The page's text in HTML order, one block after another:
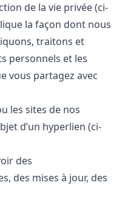
de la vie privée (ci-
la façon dont nous
traitons et
personnels et les
vous partagez avec
les sites de nos
d’un hyperlien (ci-
des
des mises à jour, des